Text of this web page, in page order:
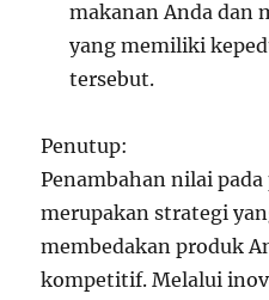
makanan Anda dan
yang memiliki
tersebut.
Penutup:
Penambahan nilai
merupakan strategi
membedakan produk
kompetitif. Melalui